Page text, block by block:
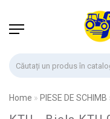
Home PIESE DE SCHIMB